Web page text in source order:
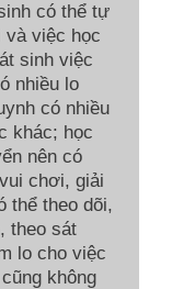
có thể tự
và việc học
sinh việc
nhiều lo
có nhiều
khác; học
nên có
chơi, giải
thể theo dõi,
theo sát
lo cho việc
không